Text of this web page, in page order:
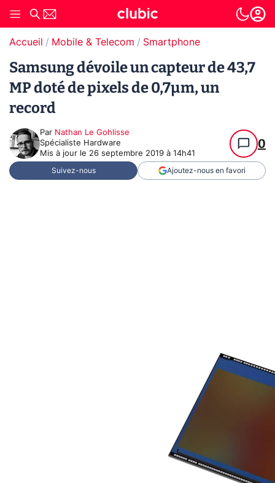
Accueil Mobile & Telecom Smartphone
Samsung dévoile un capteur de 43,7
MP doté de pixels de 0,7µm, un
record
Par Nathan Le Gohlisse
Spécialiste Hardware
Mis à jour le 26 septembre 2019 à 14h41
0
Suivez-nous Ajoutez-nous en favori